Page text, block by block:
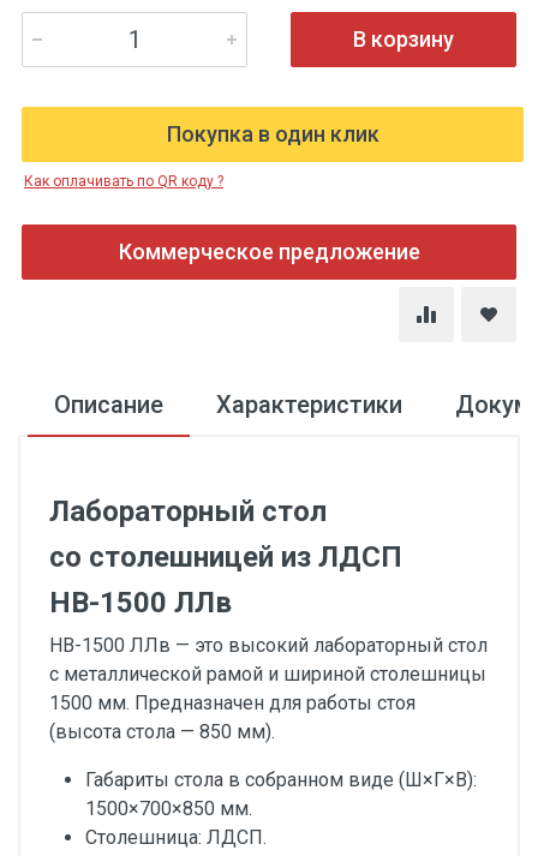
В корзину
Покупка в один клик
Как оплачивать по QR коду ?
Коммерческое предложение
Описание Характеристики
Лабораторный стол
со столешницей из ЛДСП
НВ-1500 ЛЛв
НВ-1500 ЛЛв — это высокий лабораторный стол
с металлической рамой и шириной столешницы
1500 мм. Предназначен для работы стоя
(высота стола — 850 мм).
Габариты стола в собранном виде (Ш×Г×В):
1500×700×850 мм.
Столешница: ЛДСП.